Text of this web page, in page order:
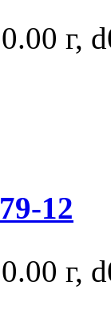
г,
12
г,